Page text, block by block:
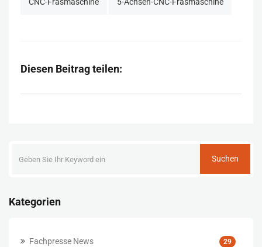
Diesen Beitrag teilen:
Suchen
Kategorien
Fachpresse News 29